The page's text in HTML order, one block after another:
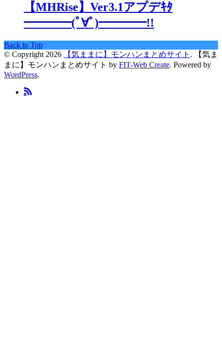
【MHRise】Ver3.1アプデｷﾀ
━━━━(ﾟ∀ﾟ)━━━━!!
Back to Top
© Copyright 2026
【気ままに】モンハンまとめサイト .
【気ま
まに】モンハンまとめサイト by FIT-Web Create. Powered by
WordPress.